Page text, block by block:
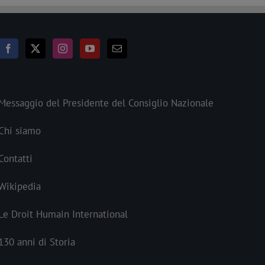
del Presidente del Consiglio Nazionale
siamo
Droit Humain International
anni di Storia